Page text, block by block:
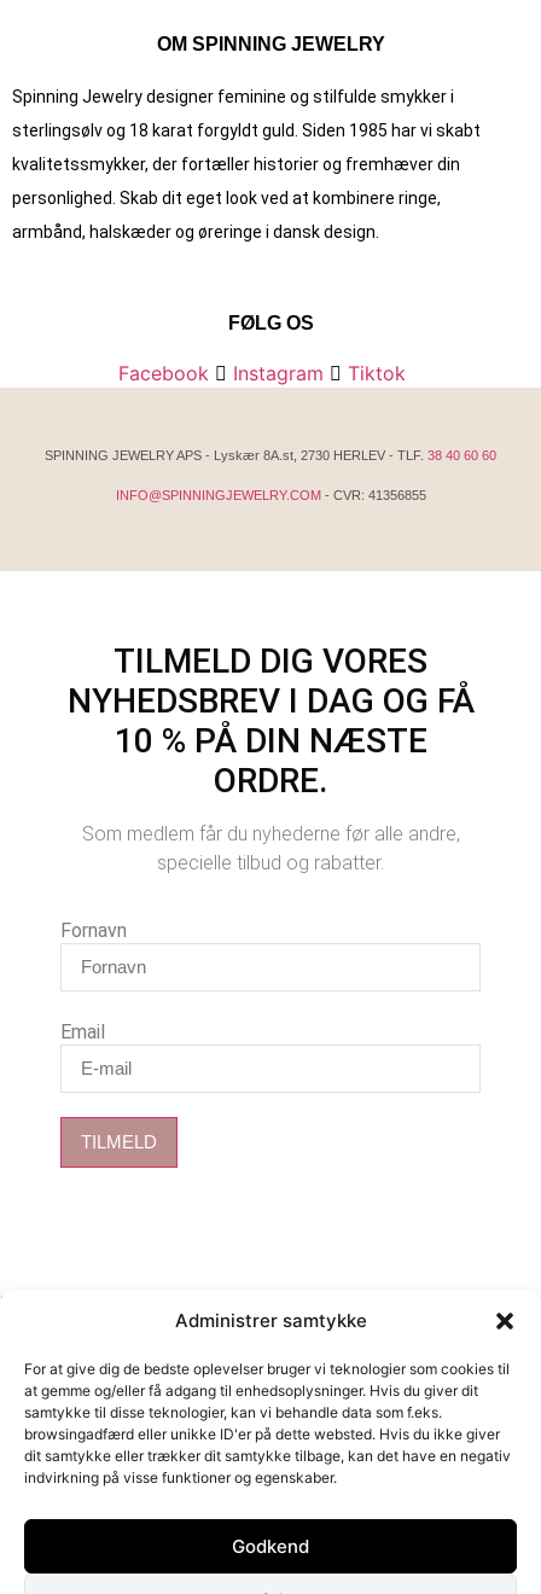
Administrer samtykke
For at give dig de bedste oplevelser bruger vi teknologier som cookies til
at gemme og/eller få adgang til enhedsoplysninger. Hvis du giver dit
samtykke til disse teknologier, kan vi behandle data som f.eks.
browsingadfærd eller unikke ID'er på dette websted. Hvis du ikke giver
dit samtykke eller trækker dit samtykke tilbage, kan det have en negativ
indvirkning på visse funktioner og egenskaber.
Godkend
OM SPINNING JEWELRY
Spinning Jewelry designer feminine og stilfulde smykker i
sterlingsølv og 18 karat forgyldt guld. Siden 1985 har vi skabt
kvalitets­smykker, der fortæller historier og fremhæver din
personlighed. Skab dit eget look ved at kombinere ringe,
armbånd, halskæder og øreringe i dansk design.
FØLG OS
Facebook Instagram Tiktok
SPINNING JEWELRY APS - Lyskær 8A.st, 2730 HERLEV - TLF. 38 40 60 60
INFO@SPINNINGJEWELRY.COM - CVR: 41356855
TILMELD DIG VORES
NYHEDSBREV I DAG OG FÅ
10 % PÅ DIN NÆSTE
ORDRE.
Som medlem får du nyhederne før alle andre,
specielle tilbud og rabatter.
Fornavn
Email
TILMELD
Kurv
Close cart
Din kurv er tom.
Det ser ud til, at du ikke har truffet et valg endnu.